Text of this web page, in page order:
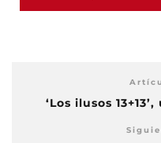
‘Los ilusos